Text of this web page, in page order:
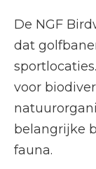
De NGF
dat
voor
belangrijke
fauna.